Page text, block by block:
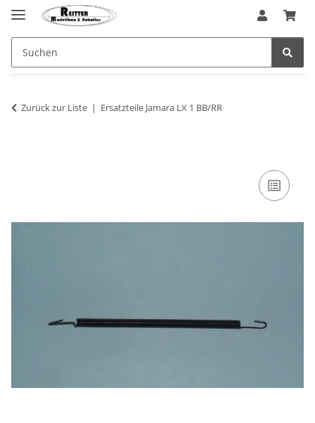
Zurück zur Liste Ersatzteile Jamara LX 1 BB/RR